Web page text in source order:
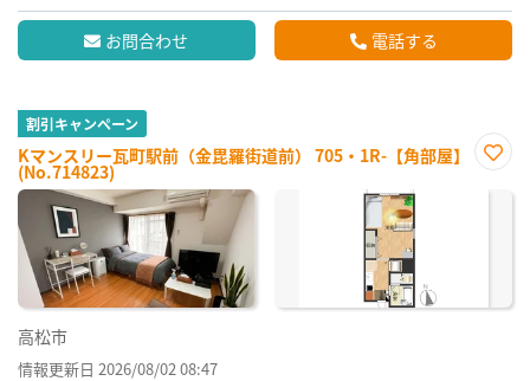
お問合わせ 電話する
割引キャンペーン
Kマンスリー瓦町駅前（金毘羅街道前） 705・1R-【角部屋】
(No.714823)
に入
高松市
情報更新日 2026/08/02 08:47